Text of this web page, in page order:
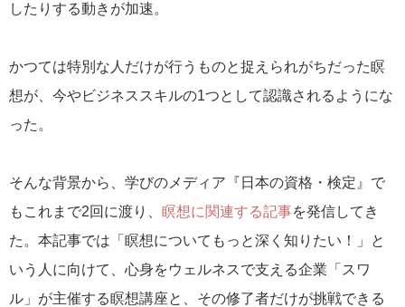
したりする動きが加速。
かつては特別な人だけが行うものと捉えられがちだった瞑
想が、今やビジネススキルの1つとして認識されるようにな
った。
そんな背景から、学びのメディア『日本の資格・検定』で
もこれまで2回に渡り、 瞑想に関連する記事を発信してき
た。本記事では「瞑想についてもっと深く知りたい！」と
いう人に向けて、心身をウェルネスで支える企業「スワ
ル」が主催する瞑想講座と、その修了者だけが挑戦できる